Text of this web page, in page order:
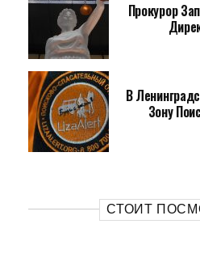
Прокурор
В
Зону
СТОИТ